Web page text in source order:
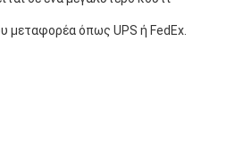
μεταφορέα όπως UPS ή FedEx.